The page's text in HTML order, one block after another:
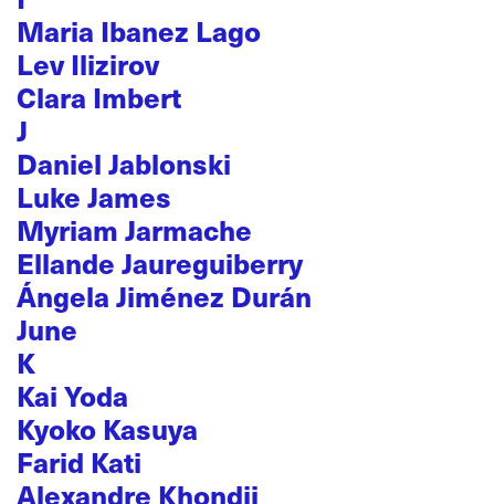
Maria Ibanez Lago
Lev Ilizirov
Clara Imbert
J
Daniel Jablonski
Luke James
Myriam Jarmache
Ellande Jaureguiberry
Ángela Jiménez Durán
June
K
Kai Yoda
Kyoko Kasuya
Farid Kati
Alexandre Khondji